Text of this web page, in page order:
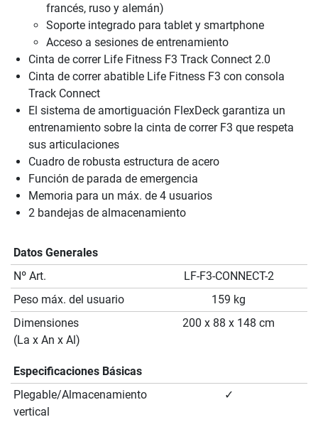
francés, ruso y alemán)
Soporte integrado para tablet y smartphone
Acceso a sesiones de entrenamiento
Cinta de correr Life Fitness F3 Track Connect 2.0
Cinta de correr abatible Life Fitness F3 con consola
Track Connect
El sistema de amortiguación FlexDeck garantiza un
entrenamiento sobre la cinta de correr F3 que respeta
sus articulaciones
Cuadro de robusta estructura de acero
Función de parada de emergencia
Memoria para un máx. de 4 usuarios
2 bandejas de almacenamiento
Datos Generales
Nº Art.
LF-F3-CONNECT-2
Peso máx. del usuario
159 kg
Dimensiones
(La x An x Al)
200 x 88 x 148 cm
Especificaciones Básicas
Plegable/Almacenamiento
vertical
✓